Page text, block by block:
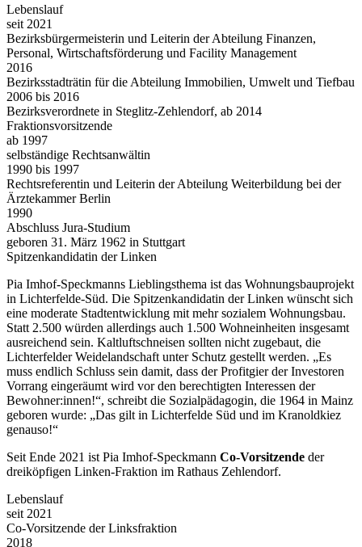
Lebenslauf
seit 2021
Bezirksbürgermeisterin und Leiterin der Abteilung Finanzen,
Personal, Wirtschaftsförderung und Facility Management
2016
Bezirksstadträtin für die Abteilung Immobilien, Umwelt und Tiefbau
2006 bis 2016
Bezirksverordnete in Steglitz-Zehlendorf, ab 2014
Fraktionsvorsitzende
ab 1997
selbständige Rechtsanwältin
1990 bis 1997
Rechtsreferentin und Leiterin der Abteilung Weiterbildung bei der
Ärztekammer Berlin
1990
Abschluss Jura-Studium
geboren 31. März 1962 in Stuttgart
Spitzenkandidatin der Linken
Pia Imhof-Speckmanns Lieblingsthema ist das Wohnungsbauprojekt
in Lichterfelde-Süd. Die Spitzenkandidatin der Linken wünscht sich
eine moderate Stadtentwicklung mit mehr sozialem Wohnungsbau.
Statt 2.500 würden allerdings auch 1.500 Wohneinheiten insgesamt
ausreichend sein. Kaltluftschneisen sollten nicht zugebaut, die
Lichterfelder Weidelandschaft unter Schutz gestellt werden. „Es
muss endlich Schluss sein damit, dass der Profitgier der Investoren
Vorrang eingeräumt wird vor den berechtigten Interessen der
Bewohner:innen!“, schreibt die Sozialpädagogin, die 1964 in Mainz
geboren wurde: „Das gilt in Lichterfelde Süd und im Kranoldkiez
genauso!“
Seit Ende 2021 ist Pia Imhof-Speckmann Co-Vorsitzende der
dreiköpfigen Linken-Fraktion im Rathaus Zehlendorf.
Lebenslauf
seit 2021
Co-Vorsitzende der Linksfraktion
2018